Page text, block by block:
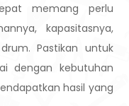
memang perlu
kapasitasnya,
Pastikan untuk
dengan kebutuhan
hasil yang